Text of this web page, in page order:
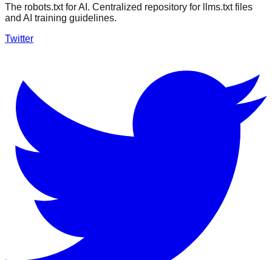
The robots.txt for AI. Centralized repository for llms.txt files
and AI training guidelines.
Twitter